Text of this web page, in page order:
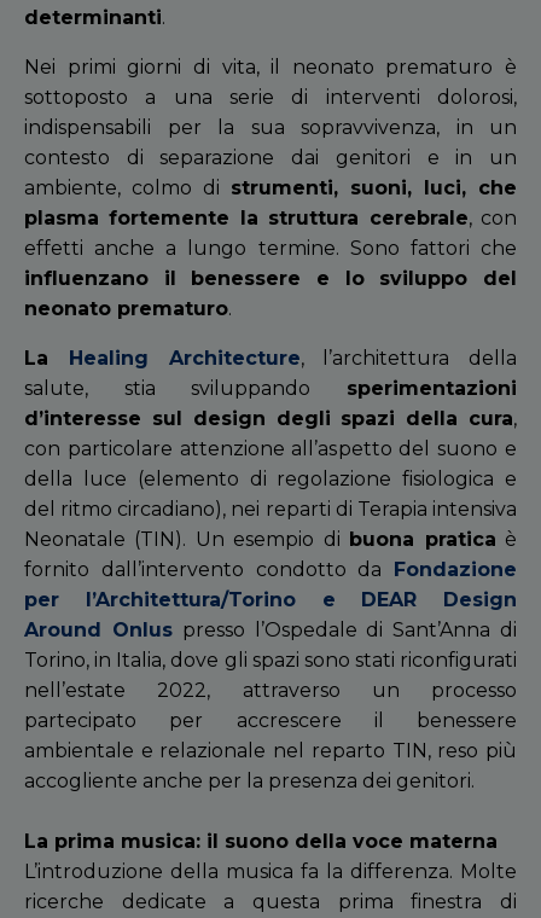
determinanti.
Nei primi giorni di vita, il neonato prematuro è
sottoposto a una serie di interventi dolorosi,
indispensabili per la sua sopravvivenza, in un
contesto di separazione dai genitori e in un
ambiente, colmo di strumenti, suoni, luci, che
plasma fortemente la struttura cerebrale, con
effetti anche a lungo termine. Sono fattori che
influenzano il benessere e lo sviluppo del
neonato prematuro.
La Healing Architecture, l’architettura della
salute, stia sviluppando sperimentazioni
d’interesse sul design degli spazi della cura,
con particolare attenzione all’aspetto del suono e
della luce (elemento di regolazione fisiologica e
del ritmo circadiano), nei reparti di Terapia intensiva
Neonatale (TIN). Un esempio di buona pratica è
fornito dall’intervento condotto da Fondazione
per l’Architettura/Torino e DEAR Design
Around Onlus presso l’Ospedale di Sant’Anna di
Torino, in Italia, dove gli spazi sono stati riconfigurati
nell’estate 2022, attraverso un processo
partecipato per accrescere il benessere
ambientale e relazionale nel reparto TIN, reso più
accogliente anche per la presenza dei genitori.
La prima musica: il suono della voce materna
L’introduzione della musica fa la differenza. Molte
ricerche dedicate a questa prima finestra di